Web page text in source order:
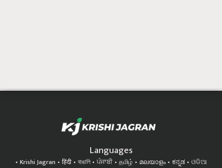
Languages
Krishi Jagran हिंदी বাঙালি ਪੰਜਾਬੀ தமிழ் മലയാളം ಕನ್ನಡ
ଓଡିଆ